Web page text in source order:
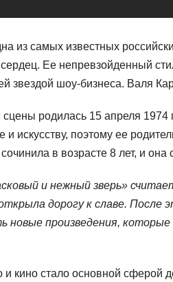
из самых известных
Ее непревзойденный
звездой шоу-бизнеса. Валя
родилась 15 апреля
и искусству, поэтому ее
в возрасте 8 лет, и она
и нежный зверь»
дорогу к славе. После
новые произведения,
и кино стало основной сферой